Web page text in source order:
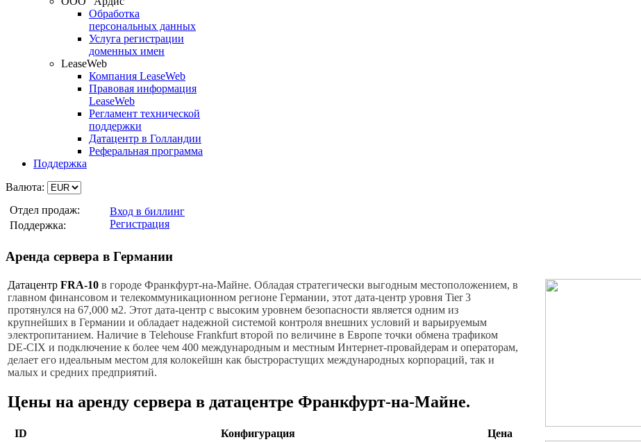
Обработка
персональных данных
Услуга регистрации
доменных имен
LeaseWeb
Компания LeaseWeb
Правовая информация
LeaseWeb
Регламент технической
поддержки
Датацентр в Голландии
Реферальная программа
Поддержка
Валюта:
Отдел продаж:
Поддержка:
Вход в биллинг
Регистрация
Аренда сервера в Германии
Датацентр FRA-10 в городе Франкфурт-на-Майне. Обладая стратегически выгодным местоположением, в
главном финансовом и телекоммуникационном регионе Германии, этот дата-центр уровня Tier 3
протянулся на 67,000 м2. Этот дата-центр с высоким уровнем безопасности является одним из
крупнейших в Германии и обладает надежной системой контроля внешних условий и варьируемым
электропитанием. Наличие в Telehouse Frankfurt второй по величине в Европе точки обмена трафиком
DE-CIX и подключение к более чем 400 международным и местным Интернет-провайдерам и операторам,
делает его идеальным местом для колокейшн как быстрорастущих международных корпораций, так и
малых и средних предприятий.
Цены на аренду сервера в датацентре Франкфурт-на-Майне.
ID Конфигурация
Цена